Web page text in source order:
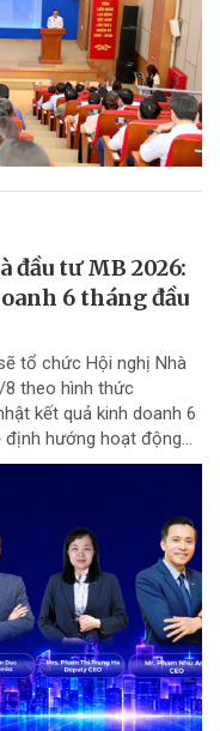
đầu tư MB 2026:
6 tháng đầu
tổ chức Hội nghị Nhà
8 theo hình thức
kết quả kinh doanh 6
hướng hoạt động...